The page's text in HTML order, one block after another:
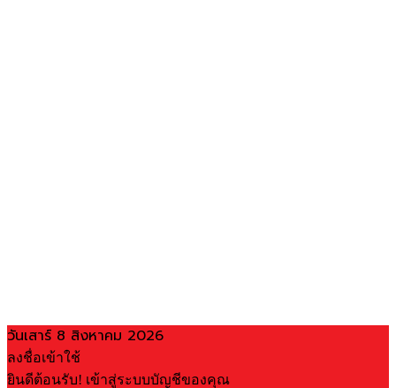
วันเสาร์ 8 สิงหาคม 2026
ลงชื่อเข้าใช้
ยินดีต้อนรับ! เข้าสู่ระบบบัญชีของคุณ